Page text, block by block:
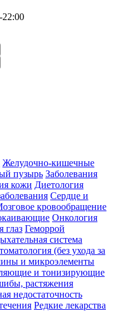
Желудочно-кишечные
пузырь Заболевания
кожи Диетология
Сердце и
кровообращение
Онкология
глаз Геморрой
система
(без ухода за
и микроэлементы
и тонизирующие
растяжения
недостаточность
Редкие лекарства